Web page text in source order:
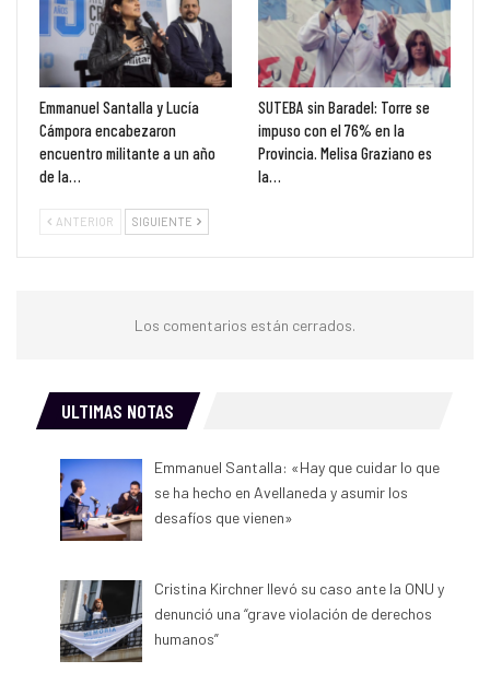
Emmanuel Santalla y Lucía
Cámpora encabezaron
encuentro militante a un año
de la…
SUTEBA sin Baradel: Torre se
impuso con el 76% en la
Provincia. Melisa Graziano es
la…
ANTERIOR SIGUIENTE
Los comentarios están cerrados.
ULTIMAS NOTAS
Emmanuel Santalla: «Hay que cuidar lo que
se ha hecho en Avellaneda y asumir los
desafíos que vienen»
Cristina Kirchner llevó su caso ante la ONU y
denunció una “grave violación de derechos
humanos”